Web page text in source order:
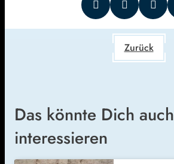
Zurück
Das könnte Dich auch
interessieren